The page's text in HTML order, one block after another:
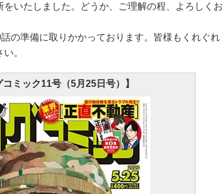
いたしました。どうか、ご理解の程、よろしくお
の準備に取りかかっております。皆様もくれぐれ
。
コミック11号（5月25日号）】